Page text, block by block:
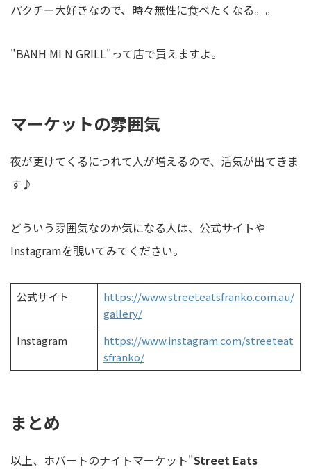
パクチー大好きなので、時々無性に食べたくなる。。
"BANH MI N GRILL"って店で買えますよ。
マーケットの雰囲気
夜が更けてくるにつれて人が増えるので、活気が出てきま
す♪
どういう雰囲気なのか気になる人は、公式サイトや
Instagramを覗いてみてください。
公式サイト
https://www.streeteatsfranko.com.au/
gallery/
Instagram
https://www.instagram.com/streeteat
sfranko/
まとめ
以上、ホバートのナイトマーケット"Street Eats